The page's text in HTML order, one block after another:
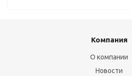
Компания
О компании
Новости